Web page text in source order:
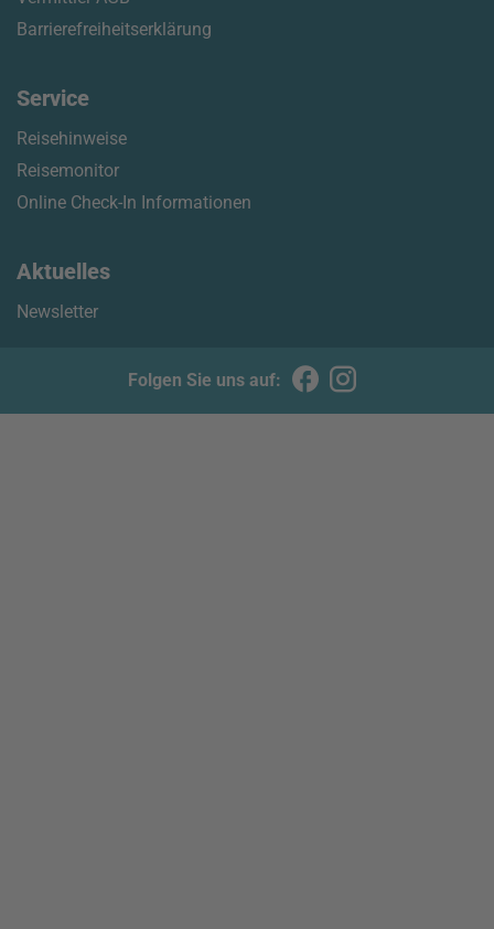
Barrierefreiheitserklärung
Service
Reisehinweise
Reisemonitor
Online Check-In Informationen
Aktuelles
Newsletter
Folgen Sie uns auf: